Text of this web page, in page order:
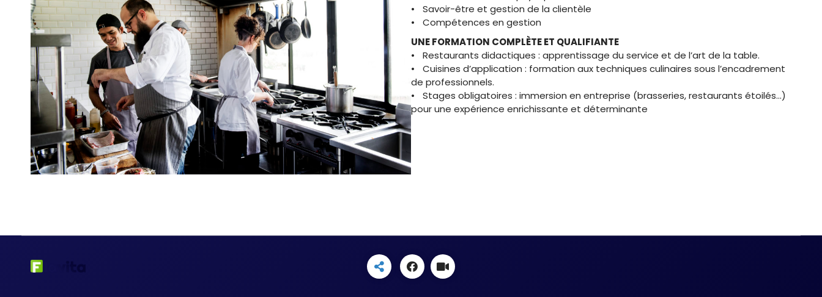
• Savoir-être et gestion de la clientèle
• Compétences en gestion
UNE FORMATION COMPLÈTE ET QUALIFIANTE
• Restaurants didactiques : apprentissage du service et de l’art de la table.
• Cuisines d’application : formation aux techniques culinaires sous l’encadrement
de professionnels.
• Stages obligatoires : immersion en entreprise (brasseries, restaurants étoilés…)
pour une expérience enrichissante et déterminante